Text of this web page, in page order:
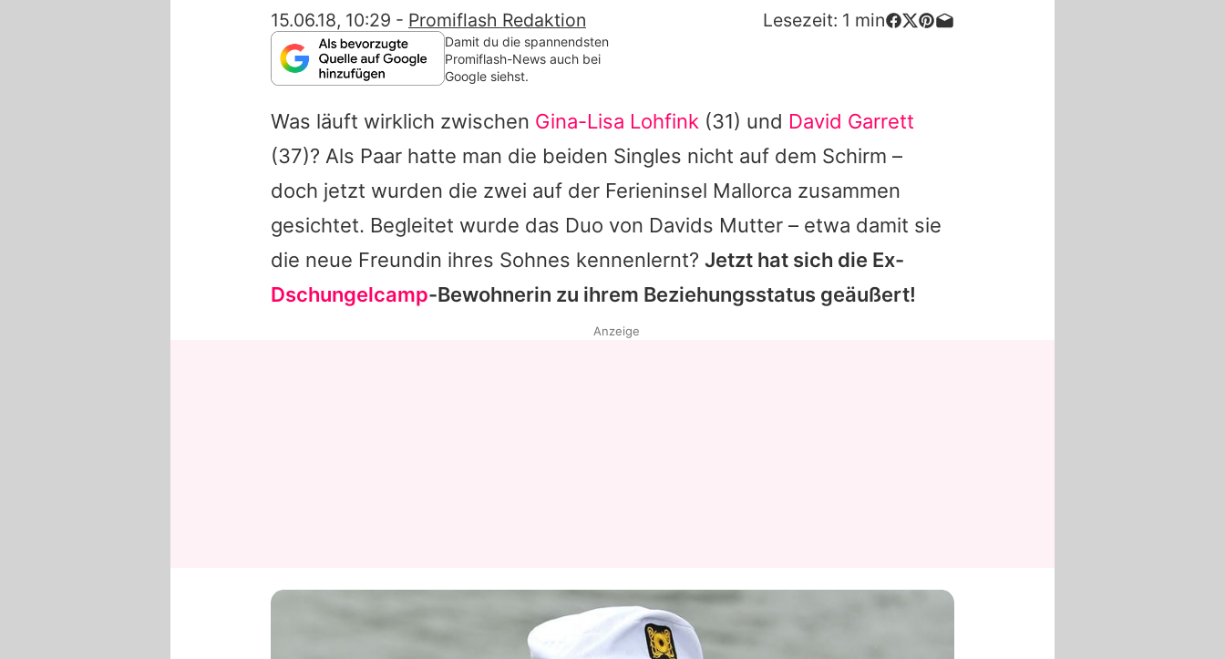
15.06.18, 10:29 - Promiflash Redaktion Lesezeit: 1 min
Damit du die spannendsten
Promiflash-News auch bei
Google siehst.
Was läuft wirklich zwischen Gina-Lisa Lohfink (31) und David Garrett
(37)? Als Paar hatte man die beiden Singles nicht auf dem Schirm –
doch jetzt wurden die zwei auf der Ferieninsel Mallorca zusammen
gesichtet. Begleitet wurde das Duo von Davids Mutter – etwa damit sie
die neue Freundin ihres Sohnes kennenlernt? Jetzt hat sich die Ex-
Dschungelcamp-Bewohnerin zu ihrem Beziehungsstatus geäußert!
Anzeige